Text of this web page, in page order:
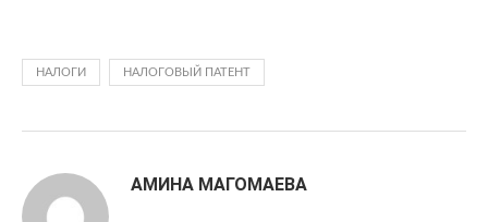
НАЛОГИ НАЛОГОВЫЙ ПАТЕНТ
АМИНА МАГОМАЕВА